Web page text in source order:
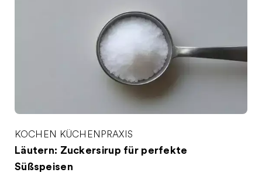
KOCHEN KÜCHENPRAXIS
Läutern: Zuckersirup für perfekte
Süßspeisen